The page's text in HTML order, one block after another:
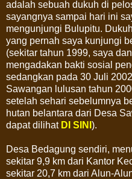
adalah sebuah dukuh di
sayangnya sampai hari ini
mengunjungi Bulupitu.
yang pernah saya kunjungi
(sekitar tahun 1999, saya
mengadakan bakti sosial
sedangkan pada 30 Juli
Sawangan lulusan tahun
setelah sehari sebelumnya
hutan belantara dari Desa
dapat dilihat DI SINI ).
Desa Bedagung sendiri,
sekitar 9,9 km dari Kantor
sekitar 20,7 km dari Alun-